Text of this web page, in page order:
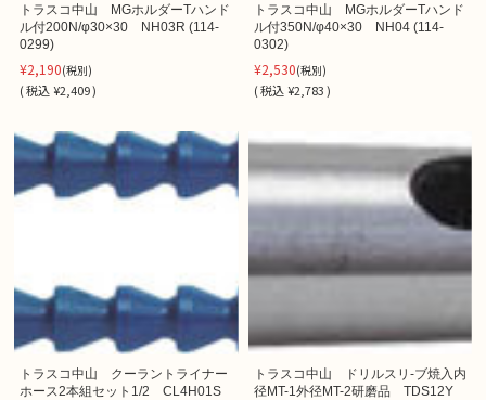
トラスコ中山 MGホルダーTハンド
ル付200N/φ30×30 NH03R (114-
0299)
¥2,190(税別)
(税込¥2,409 )
トラスコ中山 MGホルダーTハンド
ル付350N/φ40×30 NH04 (114-
0302)
¥2,530(税別)
(税込 ¥2,783 )
トラスコ中山 クーラントライナー
ホース2本組セット1/2 CL4H01S
トラスコ中山 ドリルスリ-ブ焼入内
径MT-1外径MT-2研磨品 TDS12Y